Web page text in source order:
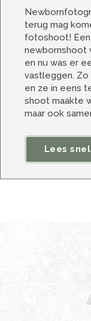
terug mag
fotoshoot! Een
newbornshoot
en nu was er
vastleggen.
en ze in eens
shoot maakte
maar ook
Lees